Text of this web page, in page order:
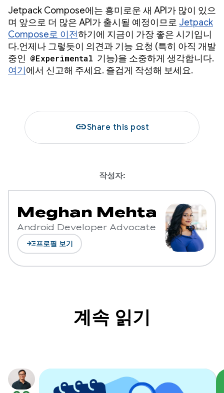
Jetpack Compose에는 흥미로운 새 API가 많이 있으
며 앞으로 더 많은 API가 출시될 예정이므로 Jetpack
Compose로 이전하기에 지금이 가장 좋은 시기입니
다.언제나 그렇듯이 의견과 기능 요청 (특히 아직 개발
중인 @Experimental 기능)을 소중하게 생각합니다.
여기에서 신고해 주세요. 즐겁게 작성해 보세요.
linkShare this post
작성자:
Meghan Mehta
Android Developer Advocate
read_more프로필 보기
계속 읽기